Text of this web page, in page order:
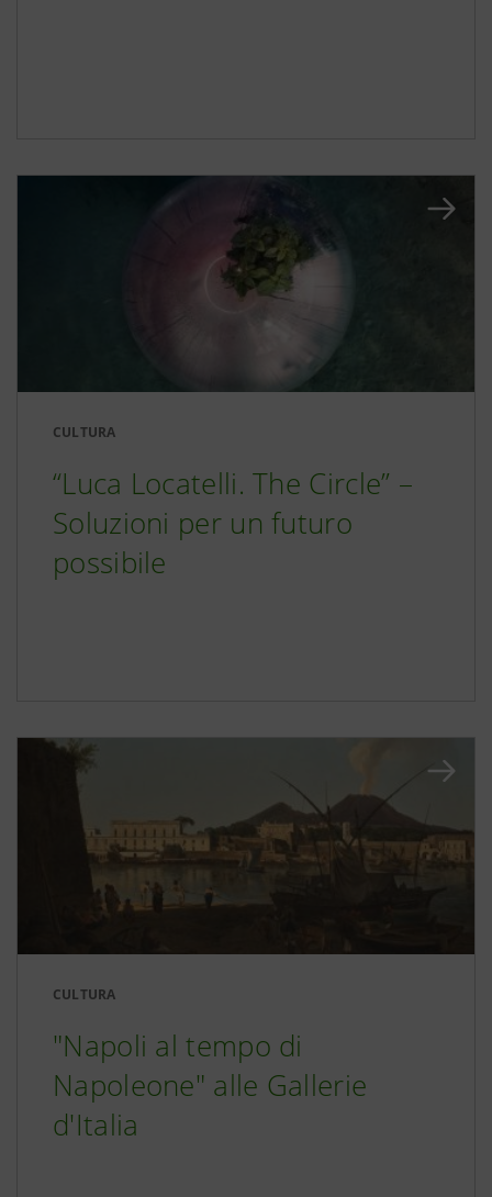
CULTURA
“Luca Locatelli. The Circle” –
Soluzioni per un futuro
possibile
CULTURA
"Napoli al tempo di
Napoleone" alle Gallerie
d'Italia